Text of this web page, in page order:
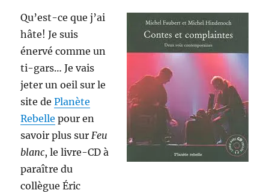
Qu’est-ce que j’ai
hâte! Je suis
énervé comme un
ti-gars… Je vais
jeter un oeil sur le
site dePlanète
Rebelle pour en
savoir plus surFeu
blanc, le livre-CD à
paraître du
collègue Éric